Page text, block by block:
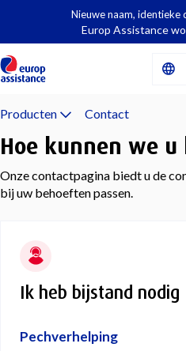
Nieuwe naam, identieke
Europ Assistance
Producten Contact
Hoe kunnen we u
Onze contactpagina biedt u de
bij uw behoeften passen.
Ik heb bijstand nodig
Pechverhelping